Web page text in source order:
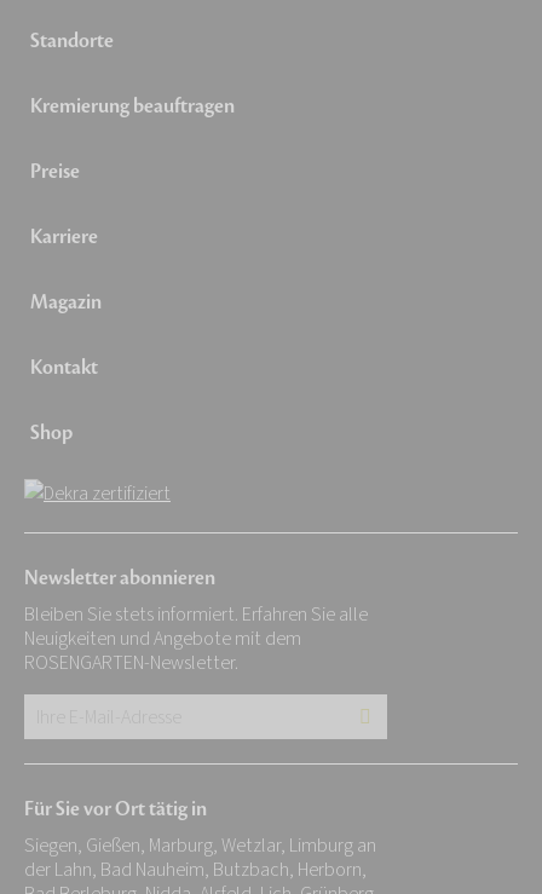
Standorte
Kremierung beauftragen
Preise
Karriere
Magazin
Kontakt
Shop
Newsletter abonnieren
Bleiben Sie stets informiert. Erfahren Sie alle
Neuigkeiten und Angebote mit dem
ROSENGARTEN-Newsletter.
E-
Adresse:
*
Für Sie vor Ort tätig in
Siegen, Gießen, Marburg, Wetzlar, Limburg an
der Lahn, Bad Nauheim, Butzbach, Herborn,